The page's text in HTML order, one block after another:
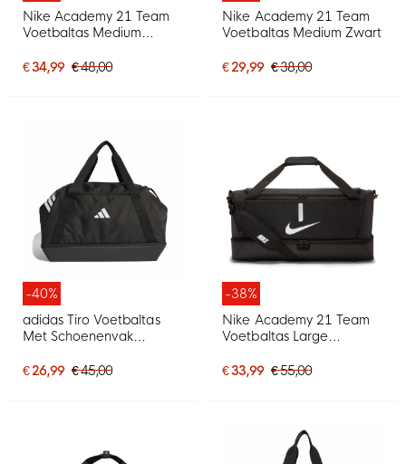
Nike Academy 21 Team
Voetbaltas Medium
€ 34,99 € 48,00
Nike Academy 21 Team
Voetbaltas Medium Zwart
€ 29,99 € 38,00
-40%
adidas Tiro Voetbaltas
Met Schoenenvak
€ 26,99 € 45,00
-38%
Nike Academy 21 Team
Voetbaltas Large
€ 33,99 € 55,00